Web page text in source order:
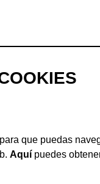
que puedas
Aquí puedes